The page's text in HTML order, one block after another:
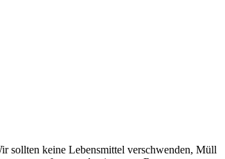
sollten keine Lebensmittel verschwenden, Müll